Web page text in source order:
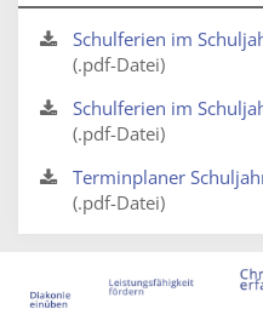
Schulferien im
(.pdf-Datei)
Schulferien im
(.pdf-Datei)
Terminplaner
(.pdf-Datei)